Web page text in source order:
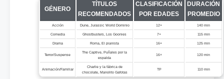
GÉNERO
TÍTULOS
RECOMENDADOS
CLASIFICACIÓN
POR EDADES
DURACIÓN
PROMEDIO
Acción Dune, Jurassic World Dominio 12+ 140 min
Comedia Ghostbusters, Los Goonies 7+ 115 min
Drama Roma, El pianista 16+ 125 min
Terror/Suspense
The Captive, Puñales por la
espalda
16+ 120 min
Animación/Familiar
Charlie y la fábrica de
chocolate, Manolito Gafotas
TP 110 min